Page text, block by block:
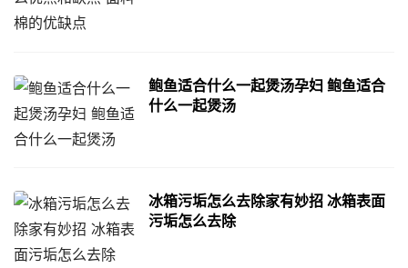
鲍鱼适合什么一起煲汤孕妇 鲍鱼适合
什么一起煲汤
冰箱污垢怎么去除家有妙招 冰箱表面
污垢怎么去除